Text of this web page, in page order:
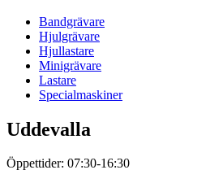
Bandgrävare
Hjulgrävare
Hjullastare
Minigrävare
Lastare
Specialmaskiner
Uddevalla
Öppettider: 07:30-16:30